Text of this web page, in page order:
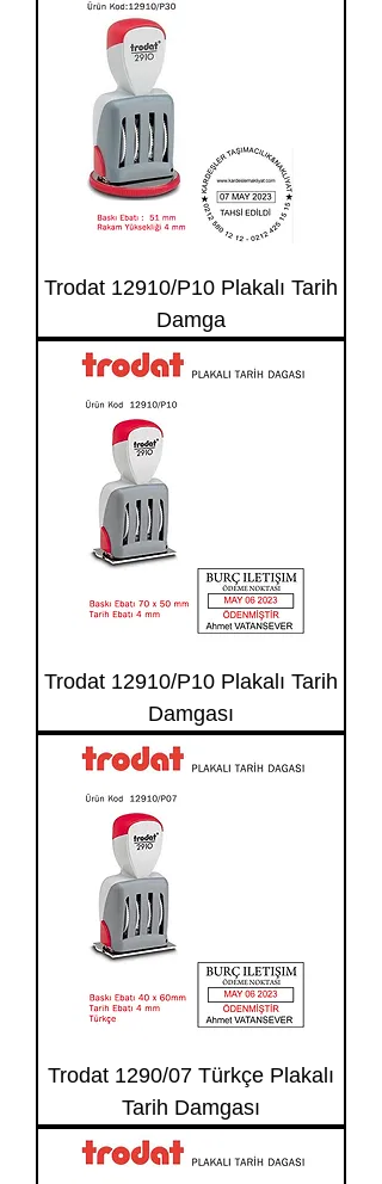
Trodat 12910/P10 Plakalı Tarih
Damga
Trodat 12910/P10 Plakalı Tarih
Damgası
Trodat 1290/07 Türkçe Plakalı
Tarih Damgası